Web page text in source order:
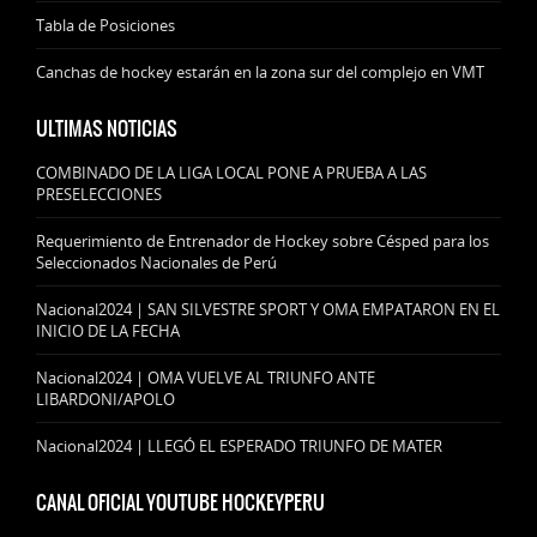
Tabla de Posiciones
Canchas de hockey estarán en la zona sur del complejo en VMT
ULTIMAS NOTICIAS
COMBINADO DE LA LIGA LOCAL PONE A PRUEBA A LAS
PRESELECCIONES
Requerimiento de Entrenador de Hockey sobre Césped para los
Seleccionados Nacionales de Perú
Nacional2024 | SAN SILVESTRE SPORT Y OMA EMPATARON EN EL
INICIO DE LA FECHA
Nacional2024 | OMA VUELVE AL TRIUNFO ANTE
LIBARDONI/APOLO
Nacional2024 | LLEGÓ EL ESPERADO TRIUNFO DE MATER
CANAL OFICIAL YOUTUBE HOCKEYPERU